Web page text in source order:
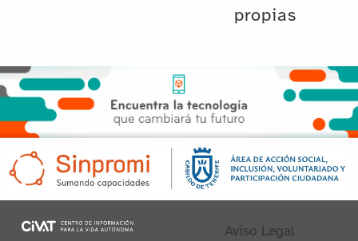
propias
Aviso Legal